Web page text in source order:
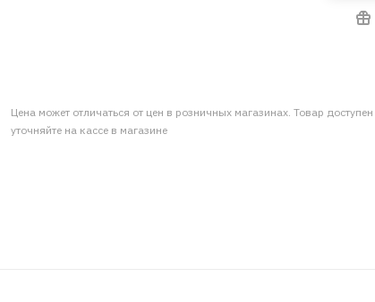
Цена может отличаться от цен в розничных магазинах. Товар
уточняйте на кассе в магазине